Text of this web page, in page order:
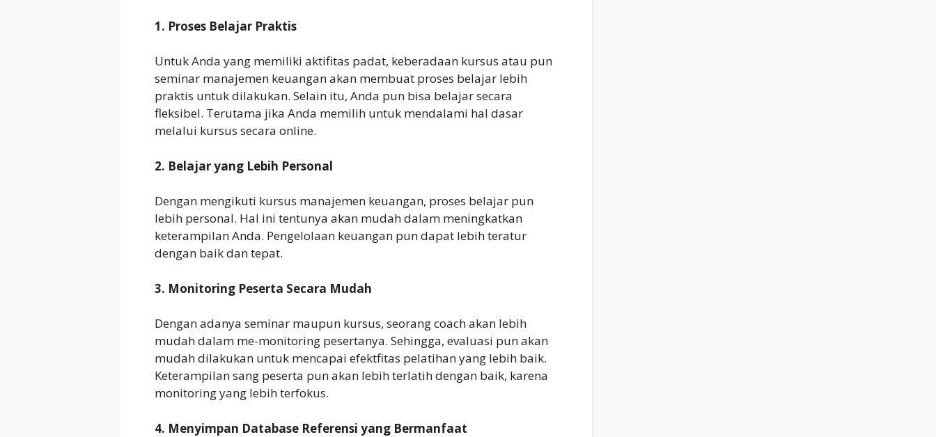
1. Proses Belajar Praktis
Untuk Anda yang memiliki aktifitas padat, keberadaan kursus atau pun
seminar manajemen keuangan akan membuat proses belajar lebih
praktis untuk dilakukan. Selain itu, Anda pun bisa belajar secara
fleksibel. Terutama jika Anda memilih untuk mendalami hal dasar
melalui kursus secara online.
2. Belajar yang Lebih Personal
Dengan mengikuti kursus manajemen keuangan, proses belajar pun
lebih personal. Hal ini tentunya akan mudah dalam meningkatkan
keterampilan Anda. Pengelolaan keuangan pun dapat lebih teratur
dengan baik dan tepat.
3. Monitoring Peserta Secara Mudah
Dengan adanya seminar maupun kursus, seorang coach akan lebih
mudah dalam me-monitoring pesertanya. Sehingga, evaluasi pun akan
mudah dilakukan untuk mencapai efektfitas pelatihan yang lebih baik.
Keterampilan sang peserta pun akan lebih terlatih dengan baik, karena
monitoring yang lebih terfokus.
4. Menyimpan Database Referensi yang Bermanfaat